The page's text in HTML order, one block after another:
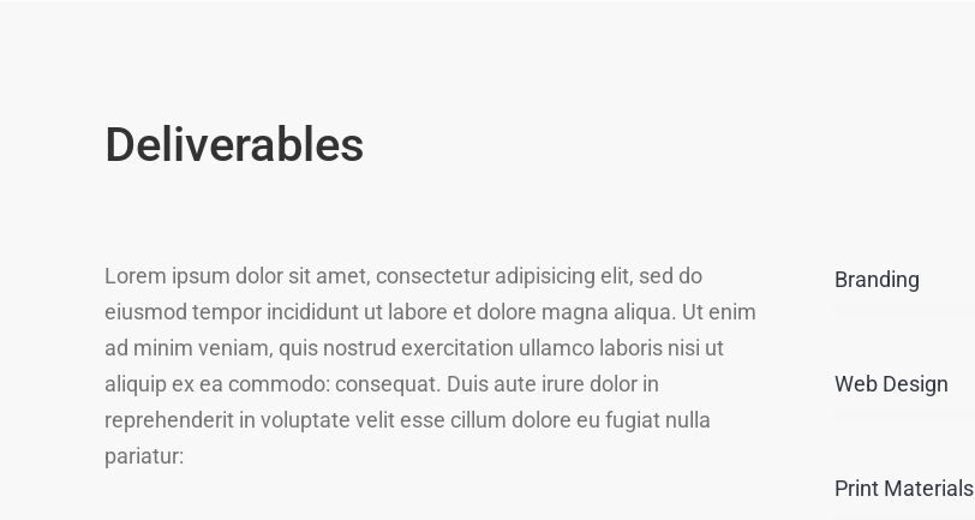
Deliverables
Lorem ipsum dolor sit amet, consectetur adipisicing elit, sed do
eiusmod tempor incididunt ut labore et dolore magna aliqua. Ut enim
ad minim veniam, quis nostrud exercitation ullamco laboris nisi ut
aliquip ex ea commodo: consequat. Duis aute irure dolor in
reprehenderit in voluptate velit esse cillum dolore eu fugiat nulla
pariatur:
Branding
Web Design
Print Materials